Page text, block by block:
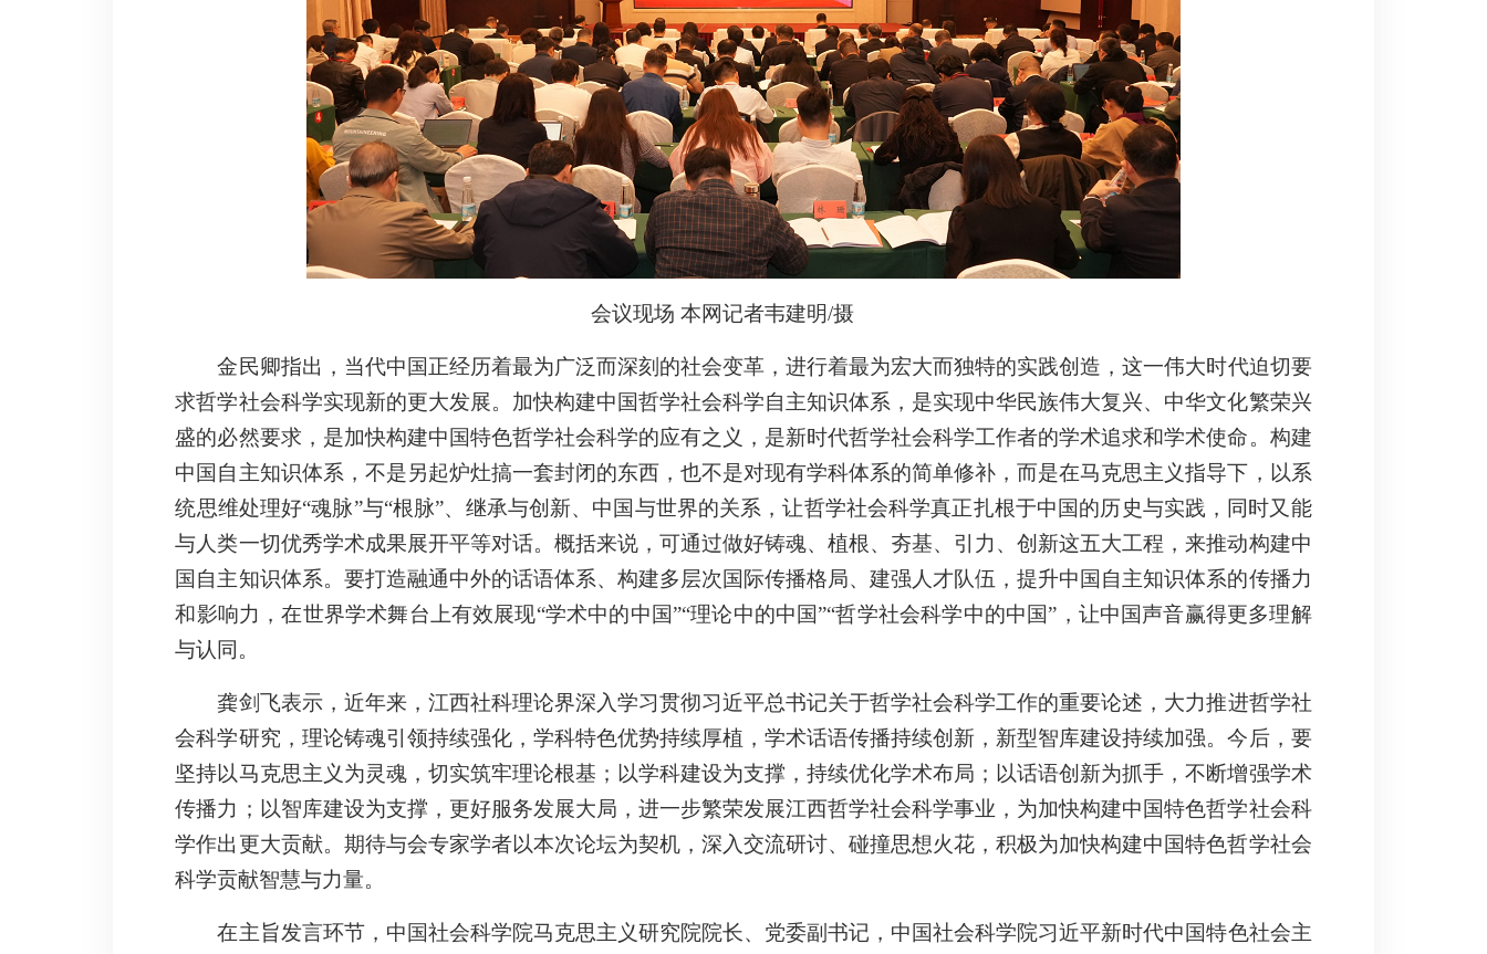
会议现场 本网记者韦建明/摄
金民卿指出，当代中国正经历着最为广泛而深刻的社会变革，进行着最为宏大而独特的实践创造，这一伟大时代迫切要
求哲学社会科学实现新的更大发展。加快构建中国哲学社会科学自主知识体系，是实现中华民族伟大复兴、中华文化繁荣兴
盛的必然要求，是加快构建中国特色哲学社会科学的应有之义，是新时代哲学社会科学工作者的学术追求和学术使命。构建
中国自主知识体系，不是另起炉灶搞一套封闭的东西，也不是对现有学科体系的简单修补，而是在马克思主义指导下，以系
统思维处理好“魂脉”与“根脉”、继承与创新、中国与世界的关系，让哲学社会科学真正扎根于中国的历史与实践，同时又能
与人类一切优秀学术成果展开平等对话。概括来说，可通过做好铸魂、植根、夯基、引力、创新这五大工程，来推动构建中
国自主知识体系。要打造融通中外的话语体系、构建多层次国际传播格局、建强人才队伍，提升中国自主知识体系的传播力
和影响力，在世界学术舞台上有效展现“学术中的中国”“理论中的中国”“哲学社会科学中的中国”，让中国声音赢得更多理解
与认同。
龚剑飞表示，近年来，江西社科理论界深入学习贯彻习近平总书记关于哲学社会科学工作的重要论述，大力推进哲学社
会科学研究，理论铸魂引领持续强化，学科特色优势持续厚植，学术话语传播持续创新，新型智库建设持续加强。今后，要
坚持以马克思主义为灵魂，切实筑牢理论根基；以学科建设为支撑，持续优化学术布局；以话语创新为抓手，不断增强学术
传播力；以智库建设为支撑，更好服务发展大局，进一步繁荣发展江西哲学社会科学事业，为加快构建中国特色哲学社会科
学作出更大贡献。期待与会专家学者以本次论坛为契机，深入交流研讨、碰撞思想火花，积极为加快构建中国特色哲学社会
科学贡献智慧与力量。
在主旨发言环节，中国社会科学院马克思主义研究院院长、党委副书记，中国社会科学院习近平新时代中国特色社会主